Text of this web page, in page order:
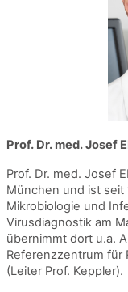
Prof. Dr. med. Josef
Prof. Dr. med. Josef
München und ist seit
Mikrobiologie und
Virusdiagnostik am
übernimmt dort u.a.
Referenzzentrum für
(Leiter Prof. Keppler).